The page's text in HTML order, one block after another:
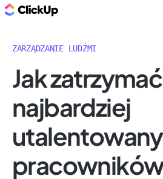
ZARZĄDZANIE LUDŹMI
Jak zatrzymać
najbardziej